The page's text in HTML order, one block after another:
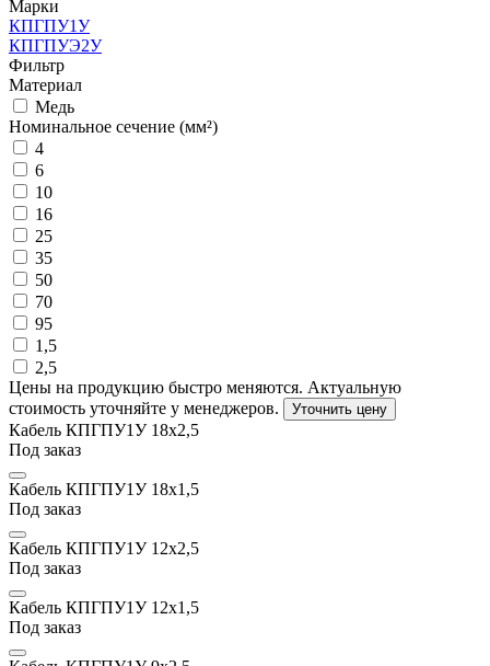
Марки
КПГПУ1У
КПГПУЭ2У
Фильтр
Материал
Медь
Номинальное сечение (мм²)
4
6
10
16
25
35
50
70
95
1,5
2,5
Цены на продукцию быстро меняются. Актуальную
стоимость уточняйте у менеджеров.
Уточнить цену
Кабель КПГПУ1У 18х2,5
Под заказ
Кабель КПГПУ1У 18х1,5
Под заказ
Кабель КПГПУ1У 12х2,5
Под заказ
Кабель КПГПУ1У 12х1,5
Под заказ